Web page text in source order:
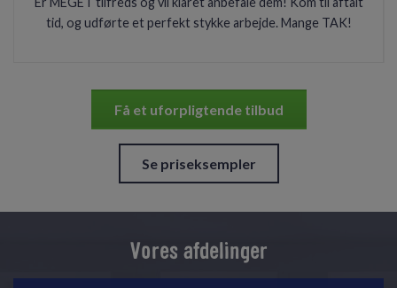
tid, og udførte et perfekt stykke arbejde. Mange TAK!
Få et uforpligtende tilbud
Se priseksempler
Vores afdelinger